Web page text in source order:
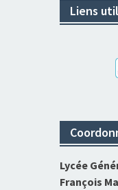
Liens
Lycée
François